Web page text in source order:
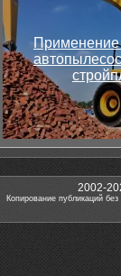
Применение
2002-
Копирование публикаций